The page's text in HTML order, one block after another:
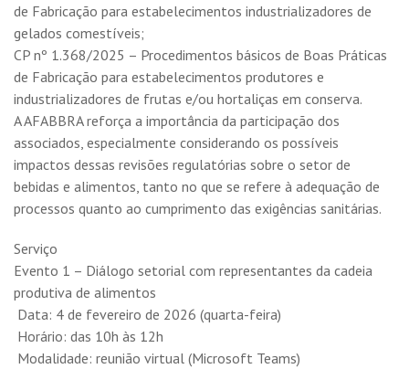
de Fabricação para estabelecimentos industrializadores de
gelados comestíveis;
CP nº 1.368/2025 – Procedimentos básicos de Boas Práticas
de Fabricação para estabelecimentos produtores e
industrializadores de frutas e/ou hortaliças em conserva.
A AFABBRA reforça a importância da participação dos
associados, especialmente considerando os possíveis
impactos dessas revisões regulatórias sobre o setor de
bebidas e alimentos, tanto no que se refere à adequação de
processos quanto ao cumprimento das exigências sanitárias.
Serviço
Evento 1 – Diálogo setorial com representantes da cadeia
produtiva de alimentos
Data: 4 de fevereiro de 2026 (quarta-feira)
Horário: das 10h às 12h
Modalidade: reunião virtual (Microsoft Teams)